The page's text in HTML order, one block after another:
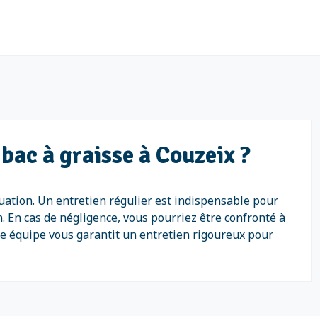
à graisse à Couzeix ?
Un entretien régulier est indispensable pour
cas de négligence, vous pourriez être confronté à
équipe vous garantit un entretien rigoureux pour